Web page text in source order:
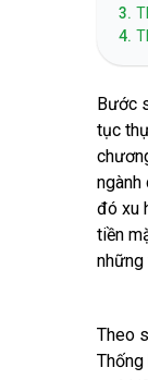
3.
4.
Bước
tục
ngành
đó xu
tiền
những
Theo